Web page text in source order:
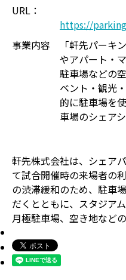
URL：
https://
事業内容
「軒先パーキ
やアパート・
駐車場などの
ベント・観光
的に駐車場を
車場のシェア
軒先株式会社は、シェア
て試合開催時の来場者の
の渋滞緩和のため、駐車
だくとともに、スタジア
月極駐車場、空き地など